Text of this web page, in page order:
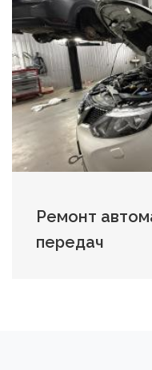
Ремонт
передач